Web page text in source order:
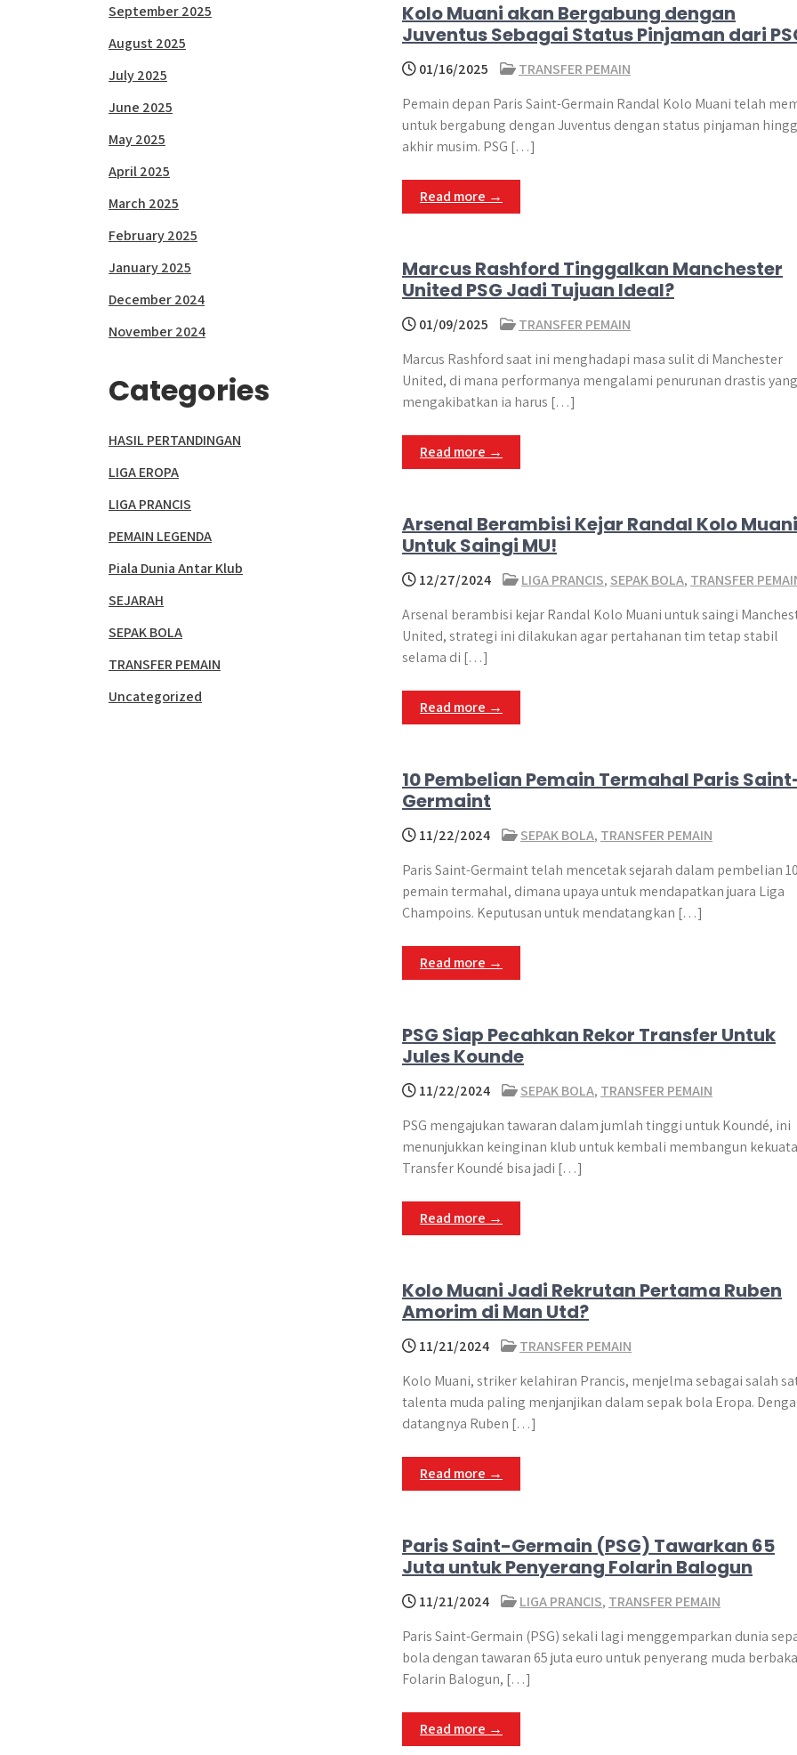
Kolo Muani akan Bergabung dengan
Juventus Sebagai Status Pinjaman dari
01/16/2025
TRANSFER PEMAIN
Pemain depan Paris Saint-Germain Randal Kolo Muani telah
untuk bergabung dengan Juventus dengan status pinjaman
akhir musim. PSG […]
Read more →
Marcus Rashford Tinggalkan Manchester
United PSG Jadi Tujuan Ideal?
01/09/2025
TRANSFER PEMAIN
Marcus Rashford saat ini menghadapi masa sulit di Manchester
United, di mana performanya mengalami penurunan drastis yang
mengakibatkan ia harus […]
Read more →
Arsenal Berambisi Kejar Randal Kolo Muani
Untuk Saingi MU!
12/27/2024 LIGA PRANCIS, SEPAK BOLA, TRANSFER
Arsenal berambisi kejar Randal Kolo Muani untuk saingi
United, strategi ini dilakukan agar pertahanan tim tetap stabil
selama di […]
Read more →
10 Pembelian Pemain Termahal Paris
Germaint
11/22/2024 SEPAK BOLA, TRANSFER PEMAIN
Paris Saint-Germaint telah mencetak sejarah dalam pembelian
pemain termahal, dimana upaya untuk mendapatkan juara Liga
Champoins. Keputusan untuk mendatangkan […]
Read more →
PSG Siap Pecahkan Rekor Transfer Untuk
Jules Kounde
11/22/2024 SEPAK BOLA, TRANSFER PEMAIN
PSG mengajukan tawaran dalam jumlah tinggi untuk Koundé, ini
menunjukkan keinginan klub untuk kembali membangun
Transfer Koundé bisa jadi […]
Read more →
Kolo Muani Jadi Rekrutan Pertama Ruben
Amorim di Man Utd?
11/21/2024
TRANSFER PEMAIN
Kolo Muani, striker kelahiran Prancis, menjelma sebagai salah
talenta muda paling menjanjikan dalam sepak bola Eropa.
datangnya Ruben […]
Read more →
Paris Saint-Germain (PSG) Tawarkan 65
Juta untuk Penyerang Folarin Balogun
11/21/2024 LIGA PRANCIS, TRANSFER PEMAIN
Paris Saint-Germain (PSG) sekali lagi menggemparkan dunia
bola dengan tawaran 65 juta euro untuk penyerang muda
Folarin Balogun, […]
Read more →
September 2025
August 2025
July 2025
June 2025
May 2025
April 2025
March 2025
February 2025
January 2025
December 2024
November 2024
Categories
HASIL PERTANDINGAN
LIGA EROPA
LIGA PRANCIS
PEMAIN LEGENDA
Piala Dunia Antar Klub
SEJARAH
SEPAK BOLA
TRANSFER PEMAIN
Uncategorized